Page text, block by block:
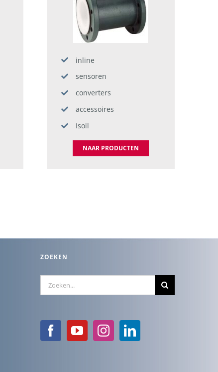
inline
sensoren
converters
accessoires
Isoil
NAAR PRODUCTEN
ZOEKEN
Zoeken
naar: